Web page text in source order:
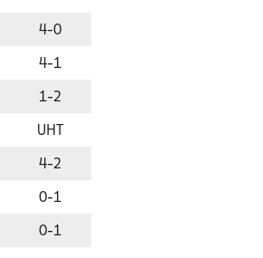
4-0
4-1
1-2
UHT
4-2
0-1
0-1